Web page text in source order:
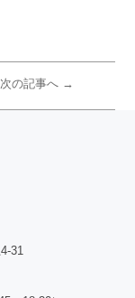
次の記事へ →
31